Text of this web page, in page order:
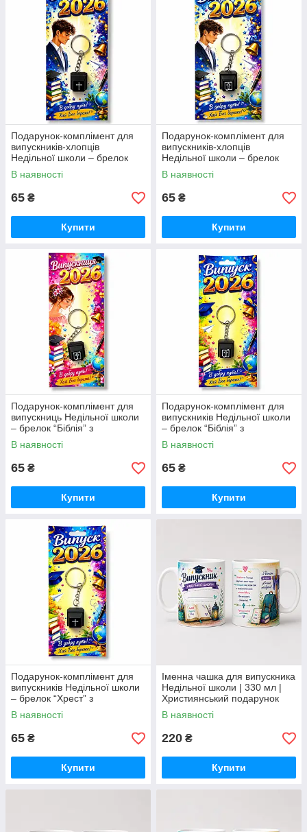
Подарунок-комплімент для
випускників-хлопців
Недільної школи – брелок
“Хрест” з клацаючим
механізмом
В наявності
65 ₴
Купити
Подарунок-комплімент для
випускників-хлопців
Недільної школи – брелок
“Біблія” з клацаючим
механізмом
В наявності
65 ₴
Купити
Подарунок-комплімент для
випускниць Недільної школи
– брелок “Біблія” з
клацаючим механізмом
В наявності
65 ₴
Купити
Подарунок-комплімент для
випускників Недільної школи
– брелок “Біблія” з
клацаючим механізмом
В наявності
65 ₴
Купити
Подарунок-комплімент для
випускників Недільної школи
– брелок “Хрест” з
клацаючим механізмом
В наявності
65 ₴
Купити
Іменна чашка для випускника
Недільної школи | 330 мл |
Християнський подарунок
дитині-4
В наявності
220 ₴
Купити